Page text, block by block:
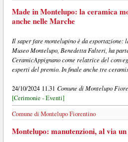
Made in Montelupo: la ceramica
anche nelle Marche
Il saper fare montelupino è da
Museo Montelupo, Benedetta Falteri, ha
CeramicAppignano come relatrice del
esperti del premio. In finale anche tre
24/10/2024 11.31 Comune di Montelupo
[Cerimonie - Eventi]
Comune di Montelupo Fiorentino
Montelupo: manutenzioni, al via